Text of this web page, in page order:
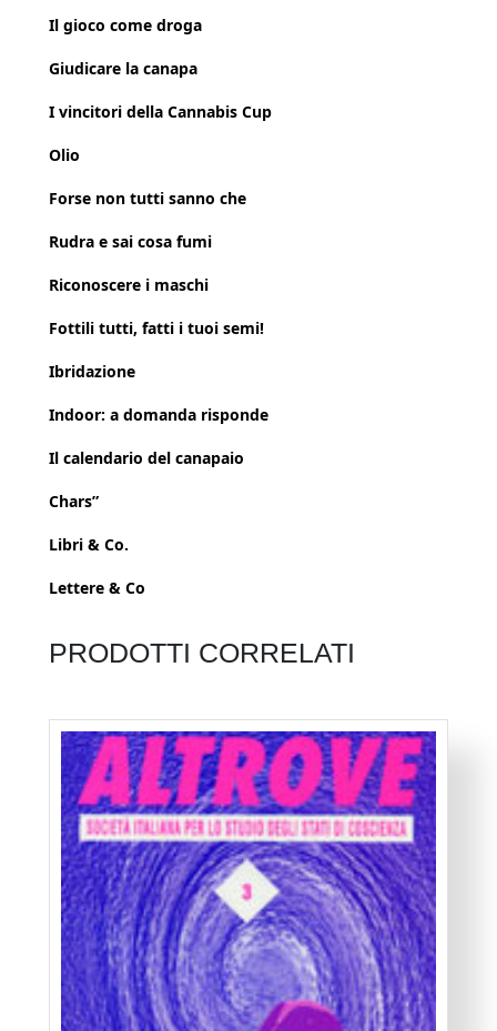
Il gioco come droga
Giudicare la canapa
I vincitori della Cannabis Cup
Olio
Forse non tutti sanno che
Rudra e sai cosa fumi
Riconoscere i maschi
Fottili tutti, fatti i tuoi semi!
Ibridazione
Indoor: a domanda risponde
Il calendario del canapaio
Chars”
Libri & Co.
Lettere & Co
PRODOTTI CORRELATI